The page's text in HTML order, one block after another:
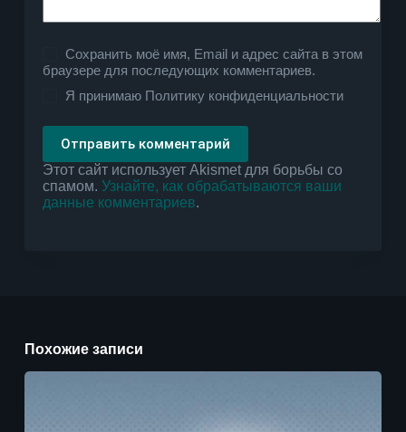
Сохранить моё имя, Email и адрес сайта в этом
браузере для последующих комментариев.
Я принимаю Политику конфиденциальности
Отправить комментарий
Этот сайт использует Akismet для борьбы со
спамом. Узнайте, как обрабатываются ваши
данные комментариев.
Похожие записи